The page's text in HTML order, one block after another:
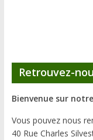
Retrouvez-
Bienvenue sur
Vous pouvez nous
40 Rue Charles